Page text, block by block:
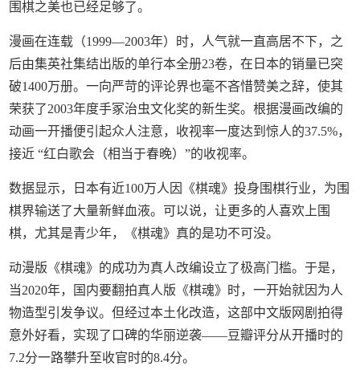
围棋之美也已经足够了。
漫画在连载（1999—2003年）时，人气就一直高居不下，之
后由集英社集结出版的单行本全册23卷，在日本的销量已突
破1400万册。一向严苛的评论界也毫不吝惜赞美之辞，使其
荣获了2003年度手冢治虫文化奖的新生奖。根据漫画改编的
动画一开播便引起众人注意，收视率一度达到惊人的37.5%，
接近 “红白歌会（相当于春晚）”的收视率。
数据显示，日本有近100万人因《棋魂》投身围棋行业，为围
棋界输送了大量新鲜血液。可以说，让更多的人喜欢上围
棋，尤其是青少年，《棋魂》真的是功不可没。
动漫版《棋魂》的成功为真人改编设立了极高门槛。于是，
当2020年，国内要翻拍真人版《棋魂》时，一开始就因为人
物造型引发争议。但经过本土化改造，这部中文版网剧拍得
意外好看，实现了口碑的华丽逆袭——豆瓣评分从开播时的
7.2分一路攀升至收官时的8.4分。